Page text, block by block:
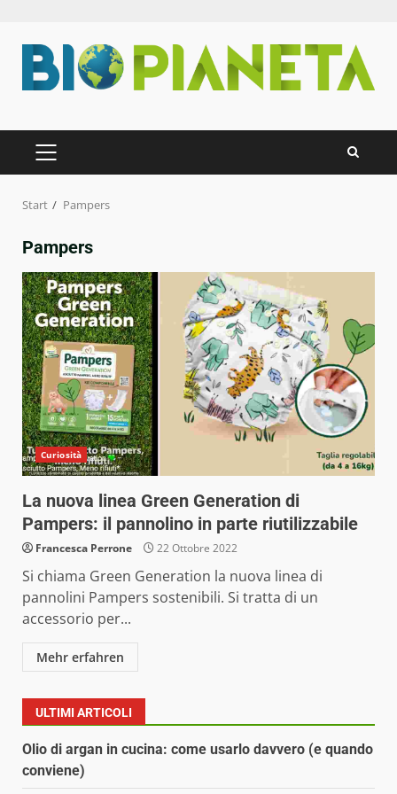
Inhalt
springen
PRIMÄRES
MENÜ
Start Pampers
Pampers
Curiosità
La nuova linea Green Generation di
Pampers: il pannolino in parte riutilizzabile
Francesca Perrone 22 Ottobre 2022
Si chiama Green Generation la nuova linea di
pannolini Pampers sostenibili. Si tratta di un
accessorio per...
Mehr erfahren
ULTIMI ARTICOLI
Olio di argan in cucina: come usarlo davvero (e quando
conviene)